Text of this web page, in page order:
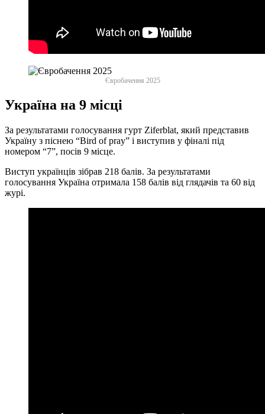
Євробачення 2025
Україна на 9 місці
За результатами голосування гурт Ziferblat, який представив
Україну з піснею “Bird of pray” і виступив у фіналі під
номером “7”, посів 9 місце.
Виступ українців зібрав 218 балів. За результатами
голосування Україна отримала 158 балів від глядачів та 60 від
журі.